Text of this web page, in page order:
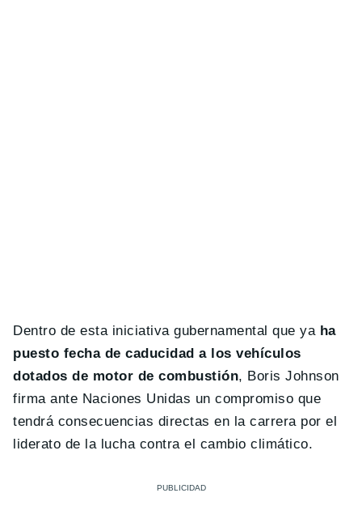
Dentro de esta iniciativa gubernamental que yaha
puesto fecha de caducidad a los vehículos
dotados de motor de combustión, Boris Johnson
firma ante Naciones Unidas un compromiso que
tendrá consecuencias directas en la carrera por el
liderato de la lucha contra el cambio climático.